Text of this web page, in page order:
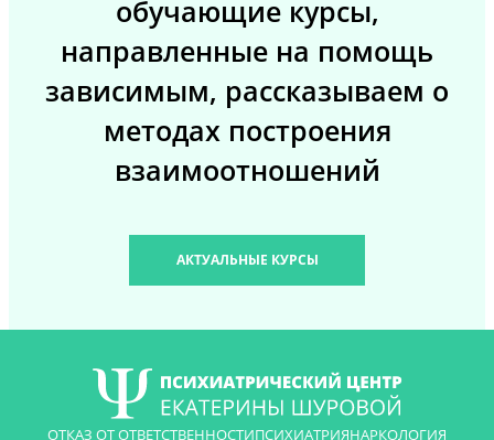
обучающие курсы,
направленные на помощь
зависимым, рассказываем о
методах построения
взаимоотношений
АКТУАЛЬНЫЕ КУРСЫ
ОТКАЗ ОТ ОТВЕТСТВЕННОСТИПСИХИАТРИЯНАРКОЛОГИЯ